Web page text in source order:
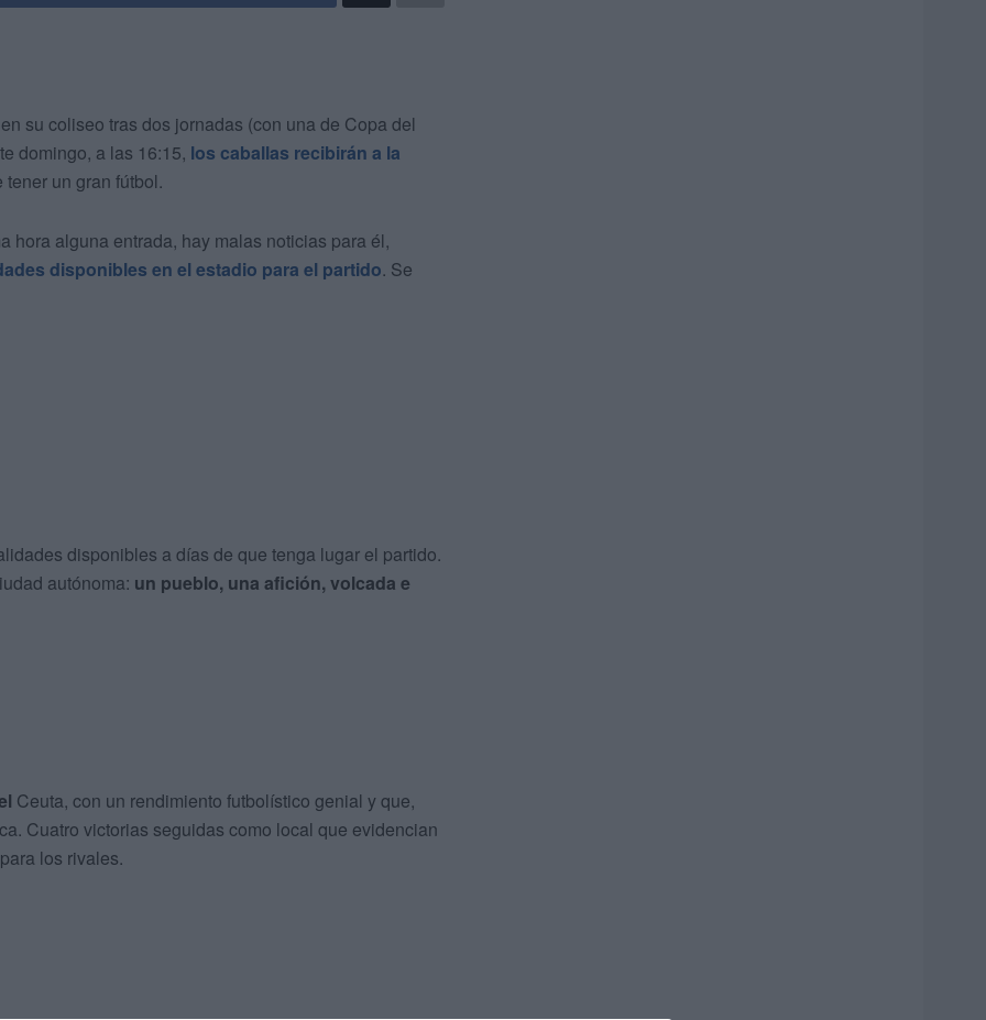
su coliseo tras dos jornadas (con una de Copa del
domingo, a las 16:15, los caballas recibirán a la
un gran fútbol.
hora alguna entrada, hay malas noticias para él,
disponibles en el estadio para el partido. Se
disponibles a días de que tenga lugar el partido.
autónoma: un pueblo, una afición, volcada e
Ceuta, con un rendimiento futbolístico genial y que,
Cuatro victorias seguidas como local que evidencian
los rivales.